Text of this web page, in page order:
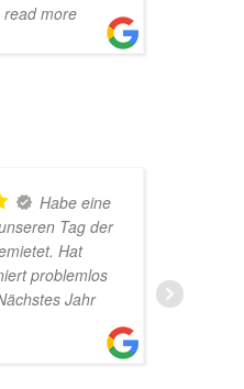
read more
Habe eine
Tag der
Hat
problemlos
Jahr